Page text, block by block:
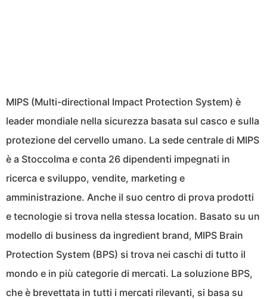
MIPS (Multi-directional Impact Protection System) è
leader mondiale nella sicurezza basata sul casco e sulla
protezione del cervello umano. La sede centrale di MIPS
è a Stoccolma e conta 26 dipendenti impegnati in
ricerca e sviluppo, vendite, marketing e
amministrazione. Anche il suo centro di prova prodotti
e tecnologie si trova nella stessa location. Basato su un
modello di business da ingredient brand, MIPS Brain
Protection System (BPS) si trova nei caschi di tutto il
mondo e in più categorie di mercati. La soluzione BPS,
che è brevettata in tutti i mercati rilevanti, si basa su